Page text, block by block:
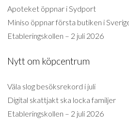
Apoteket öppnar i Sydport
Miniso öppnar första butiken i
Etableringskollen – 2 juli 2026
Nytt om köpcentrum
Väla slog besöksrekord i juli
Digital skattjakt ska locka familjer
Etableringskollen – 2 juli 2026